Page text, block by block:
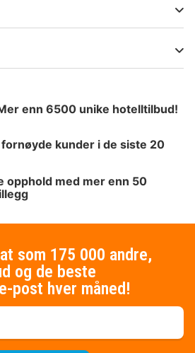
enn 6500 unike hotelltilbud!
kunder i de siste 20
opphold med mer enn 50
som 175 000 andre,
og de beste
post hver måned!